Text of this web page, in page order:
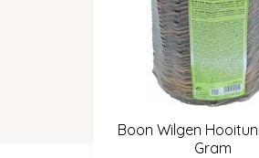
Boon Wilgen
Gram